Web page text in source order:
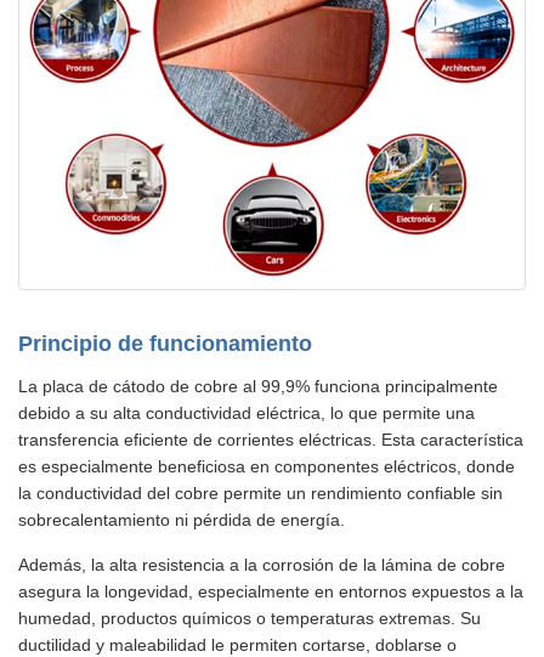
Principio de funcionamiento
La placa de cátodo de cobre al 99,9% funciona principalmente
debido a su alta conductividad eléctrica, lo que permite una
transferencia eficiente de corrientes eléctricas. Esta característica
es especialmente beneficiosa en componentes eléctricos, donde
la conductividad del cobre permite un rendimiento confiable sin
sobrecalentamiento ni pérdida de energía.
Además, la alta resistencia a la corrosión de la lámina de cobre
asegura la longevidad, especialmente en entornos expuestos a la
humedad, productos químicos o temperaturas extremas. Su
ductilidad y maleabilidad le permiten cortarse, doblarse o